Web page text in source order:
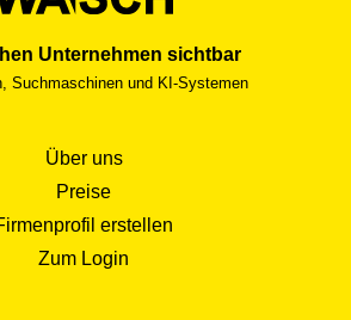
Unternehmen sichtbar
Suchmaschinen und KI-Systemen
Über uns
Preise
erstellen
Zum Login